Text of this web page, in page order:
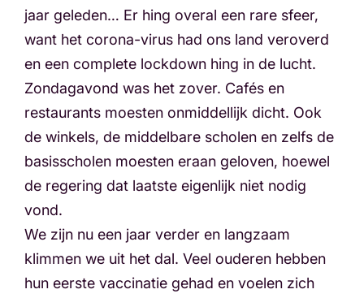
jaar geleden… Er hing overal een rare sfeer,
want het corona-virus had ons land veroverd
en een complete lockdown hing in de lucht.
Zondagavond was het zover. Cafés en
restaurants moesten onmiddellijk dicht. Ook
de winkels, de middelbare scholen en zelfs de
basisscholen moesten eraan geloven, hoewel
de regering dat laatste eigenlijk niet nodig
vond.
We zijn nu een jaar verder en langzaam
klimmen we uit het dal. Veel ouderen hebben
hun eerste vaccinatie gehad en voelen zich